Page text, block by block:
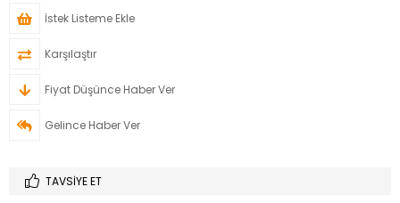
İstek Listeme Ekle
Karşılaştır
Fiyat Düşünce Haber Ver
Gelince Haber Ver
TAVSIYE ET